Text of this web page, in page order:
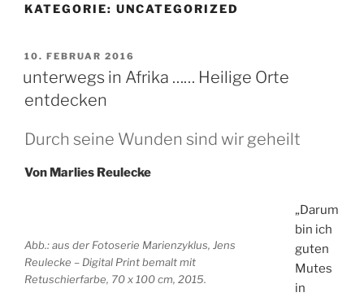
KATEGORIE: UNCATEGORIZED
VERÖFFENTLICHT
10. FEBRUAR 2016
unterwegs in Afrika …… Heilige Orte
entdecken
Durch seine Wunden sind wir geheilt
Von Marlies Reulecke
Abb.: aus der Fotoserie Marienzyklus, Jens
Reulecke – Digital Print bemalt mit
Retuschierfarbe, 70 x 100 cm, 2015.
„Darum
bin ich
guten
Mutes
in